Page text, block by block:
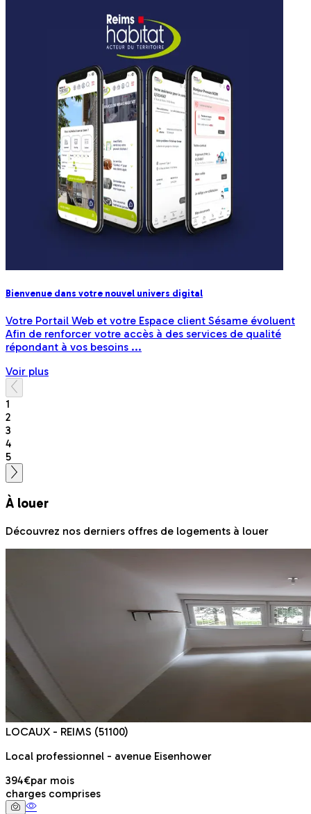
Bienvenue dans votre nouvel univers digital
Votre Portail Web et votre Espace client Sésame évoluent
Afin de renforcer votre accès à des services de qualité
répondant à vos besoins ...
Voir plus
1
2
3
4
5
À louer
Découvrez nos derniers offres de logements à louer
LOCAUX - REIMS (51100)
Local professionnel - avenue Eisenhower
394€par mois
charges comprises